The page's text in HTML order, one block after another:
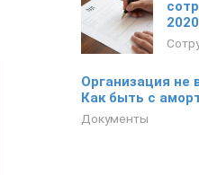
Организация не
Как быть с
Документы